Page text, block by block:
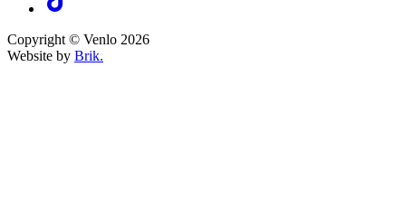
Copyright © Venlo 2026
Website by Brik.